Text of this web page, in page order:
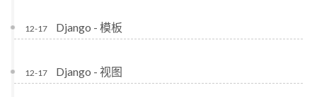
12-17 Django - 模板
12-17 Django - 视图